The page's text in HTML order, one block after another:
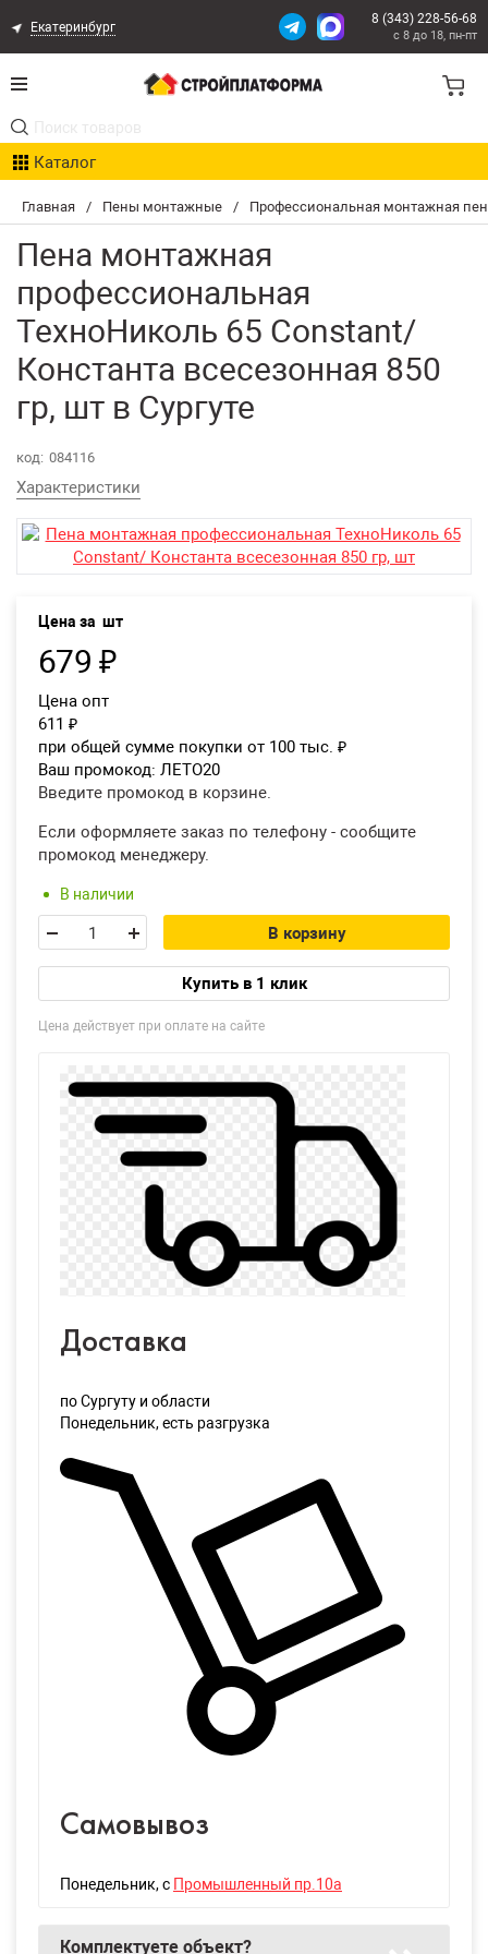
Главная / Пены монтажные / Профессиональная монтажная
Пена монтажная
профессиональная
ТехноНиколь 65 Constant/
Константа всесезонная 850
гр, шт в Сургуте
код: 084116
Характеристики
Цена за шт
679 ₽
Цена опт
611 ₽
при общей сумме покупки от 100 тыс. ₽
Ваш промокод: ЛЕТО20
Введите промокод в корзине.
Если оформляете заказ по телефону - сообщите
промокод менеджеру.
В наличии
В корзину
Купить в 1 клик
Цена действует при оплате на сайте
Доставка
по Сургуту и области
Понедельник, есть разгрузка
Самовывоз
Понедельник, с Промышленный пр.10а
Комплектуете объект?
Екатеринбург
8 (343) 228-56-68
с 8 до 18, пн-пт
Каталог
Акции
Расчет доставки
Организациям
Опыт поставок
Статьи
Контакты
Возврат товара
Екатеринбург